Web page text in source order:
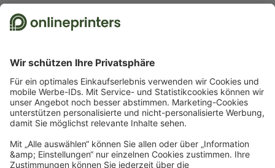
Schriften und Schrift-Tutorials für jeden Anlass
© 2026onlineprinters.at MAGAZIN